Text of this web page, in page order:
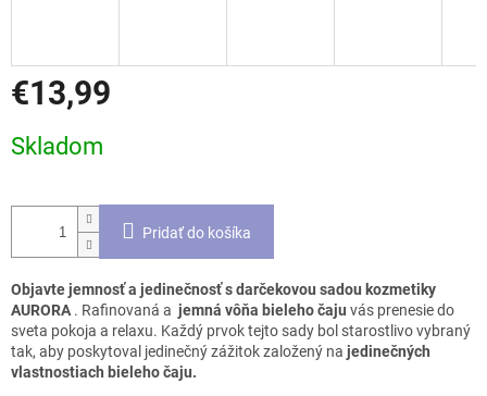
€13,99
cena:
Skladom
Pridať do košíka
Objavte jemnosť a jedinečnosť s darčekovou sadou kozmetiky
AURORA . Rafinovaná a jemná vôňa bieleho čaju vás prenesie do
sveta pokoja a relaxu. Každý prvok tejto sady bol starostlivo vybraný
tak, aby poskytoval jedinečný zážitok založený na jedinečných
vlastnostiach bieleho čaju.